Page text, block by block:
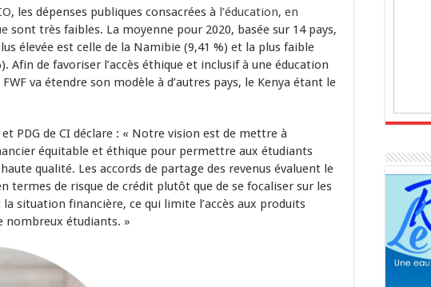
, les dépenses publiques consacrées à l’éducation, en
sont très faibles. La moyenne pour 2020, basée sur 14 pays,
élevée est celle de la Namibie (9,41 %) et la plus faible
Afin de favoriser l’accès éthique et inclusif à une éducation
va étendre son modèle à d’autres pays, le Kenya étant le
PDG de CI déclare : « Notre vision est de mettre à
équitable et éthique pour permettre aux étudiants
qualité. Les accords de partage des revenus évaluent le
termes de risque de crédit plutôt que de se focaliser sur les
situation financière, ce qui limite l’accès aux produits
nombreux étudiants. »